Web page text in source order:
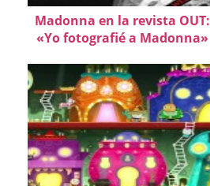
Madonna en la revista OUT:
«Yo fotografié a Madonna»